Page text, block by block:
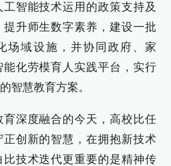
工智能技术运用的政策支持及
升师生数字素养，建设一批
场域设施，并协同政府、家
能化劳模育人实践平台，实行
智慧教育方案。
深度融合的今天，高校比任
创新的智慧，在拥抱新技术
比技术迭代更重要的是精神传